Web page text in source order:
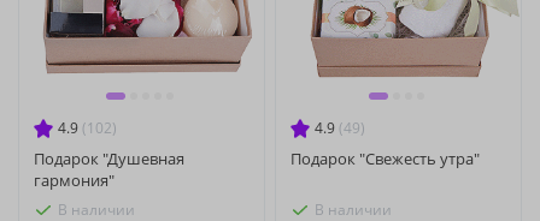
4.9 (102)
Подарок "Душевная
гармония"
В наличии
4.9 (49)
Подарок "Свежесть утра"
В наличии